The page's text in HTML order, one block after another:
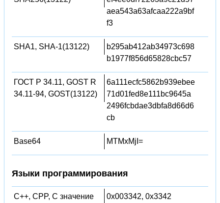
aea543a63afcaa222a9bf
f3
SHA1, SHA-1(13122)
b295ab412ab34973c698
b1977f856d65828cbc57
ГОСТ Р 34.11, GOST R
34.11-94, GOST(13122)
6a111ecfc5862b939ebee
71d01fed8e111bc9645a
2496fcbdae3dbfa8d66d6
cb
Base64 MTMxMjI=
Языки программирования
C++, CPP, C значение
0x003342, 0x3342